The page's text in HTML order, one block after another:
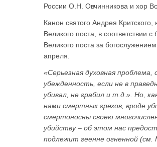
России О.Н. Овчинникова и хор
Канон святого Андрея
Великого поста, в соответствии
Великого поста за
апреля.
«Серьезная духовная
убежденность, если не в
убивал, не грабил и т.д.». Но,
нами смертных грехов, вроде
смертоносны своею
убийству – об этом нас
подлежит геенне огненной